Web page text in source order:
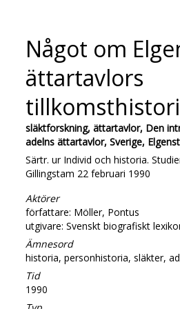
Något om
ättartavlors
släktforskning, ättartavlor, Den
adelns ättartavlor, Sverige,
Särtr. ur Individ och historia.
Gillingstam 22 februari 1990
Aktörer
författare: Möller, Pontus
utgivare: Svenskt biografiskt
Ämnesord
historia, personhistoria, släkter,
Tid
1990